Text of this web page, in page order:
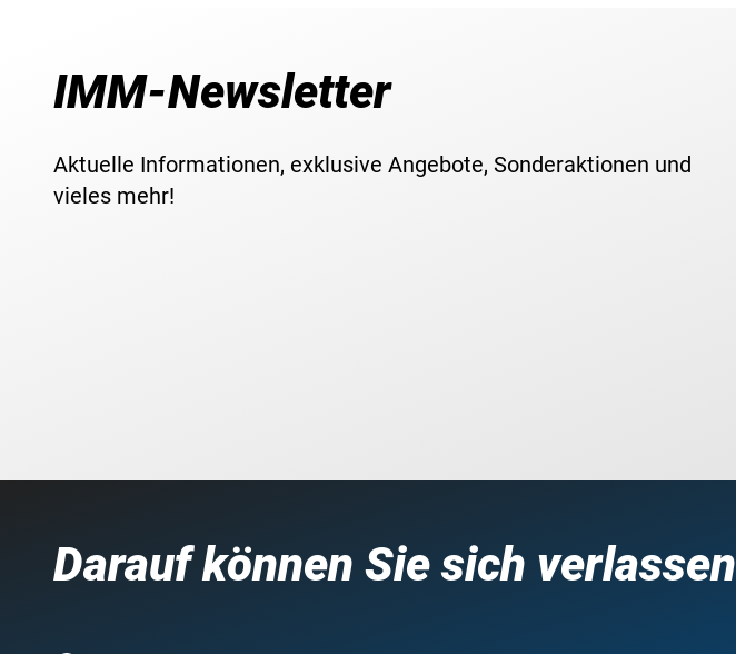
IMM-Newsletter
Aktuelle Informationen, exklusive Angebote, Sonderaktionen und
vieles mehr!
Darauf können Sie sich verlassen